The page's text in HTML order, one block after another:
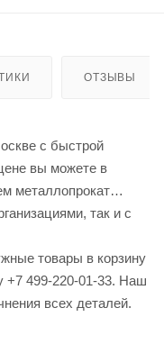
ОТЗЫВЫ
с быстрой
вы можете в
металлопрокат
так и с
товары в корзину
+7 499-220-01-33. Наш
всех деталей.